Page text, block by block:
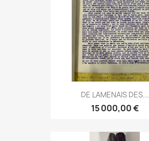
DE LAMENAIS DES...
15 000,00 €